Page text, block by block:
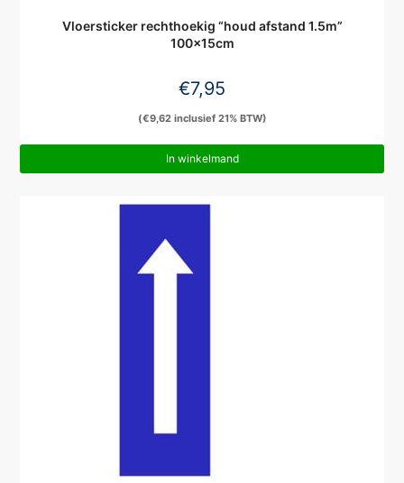
Vloersticker rechthoekig “houd afstand 1.5m”
100x15cm
€7,95
(€9,62inclusief 21% BTW)
In winkelmand